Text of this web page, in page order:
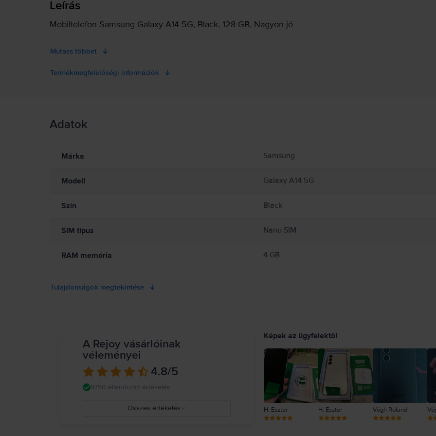
Leírás
Mobiltelefon Samsung Galaxy A14 5G, Black, 128 GB, Nagyon jó
Mutass többet
Termékmegfelelőségi információk
Termékbiztonsági információk
Adatok
Márka Samsung
Modell Galaxy A14 5G
Szín Black
SIM típus Nano SIM
RAM memória 4 GB
Tulajdonságok megtekintése
A Rejoy vásárlóinak
véleményei
4.8/5
9750 ellenőrzött értékelés
Összes értékelés
Képek az ügyfelektől
H. Eszter H. Eszter Végh Roland